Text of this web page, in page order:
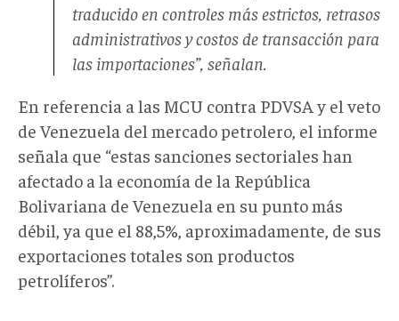
traducido en controles más estrictos, retrasos
administrativos y costos de transacción para
las importaciones”, señalan.
En referencia a las MCU contra PDVSA y el veto
de Venezuela del mercado petrolero, el informe
señala que “estas sanciones sectoriales han
afectado a la economía de la República
Bolivariana de Venezuela en su punto más
débil, ya que el 88,5%, aproximadamente, de sus
exportaciones totales son productos
petrolíferos”.